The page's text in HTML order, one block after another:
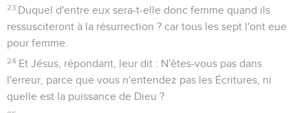
royaume contre un autre royaume ; et il y aura des
tremblements de terre en divers lieux, et des famines et des
troubles. Ces choses sont le commencement des douleurs.
Mais prenez garde à vous-mêmes ; car ils vous traduiront
devant les tribunaux et les synagogues ; vous serez fouettés,
et vous comparaîtrez devant les gouverneurs et les rois, à